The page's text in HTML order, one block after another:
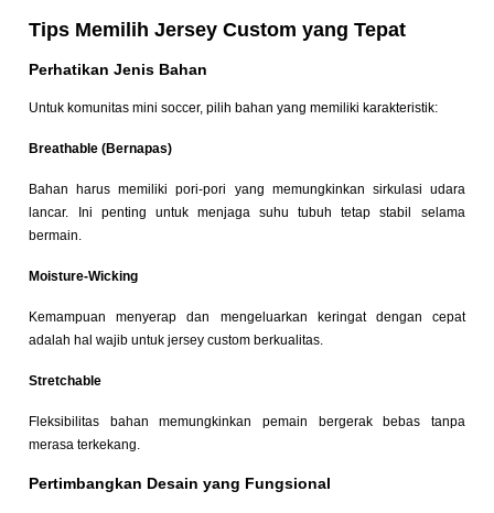
Tips Memilih Jersey Custom yang Tepat
Perhatikan Jenis Bahan
Untuk komunitas mini soccer, pilih bahan yang memiliki karakteristik:
Breathable (Bernapas)
Bahan harus memiliki pori-pori yang memungkinkan sirkulasi udara
lancar. Ini penting untuk menjaga suhu tubuh tetap stabil selama
bermain.
Moisture-Wicking
Kemampuan menyerap dan mengeluarkan keringat dengan cepat
adalah hal wajib untuk jersey custom berkualitas.
Stretchable
Fleksibilitas bahan memungkinkan pemain bergerak bebas tanpa
merasa terkekang.
Pertimbangkan Desain yang Fungsional